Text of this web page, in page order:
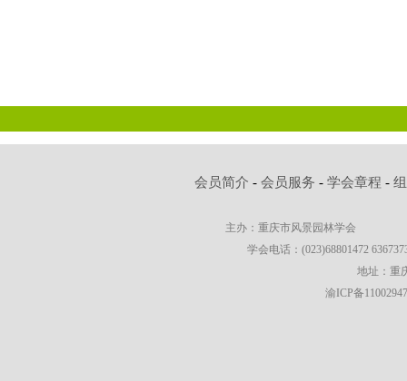
会员简介 -会员服务 -学会章程 -
主办：重庆市风景园林学会
学会电话：(023)68801472
地址：重
渝ICP备